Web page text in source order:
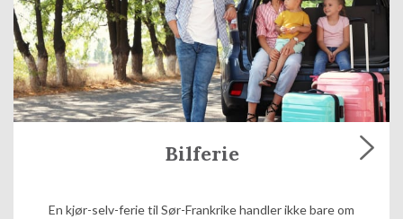
Bilferie
En kjør-selv-ferie til Sør-Frankrike handler ikke bare om